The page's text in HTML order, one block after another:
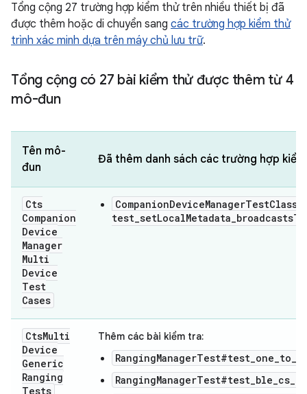
Tổng cộng 27 trường hợp kiểm thử trên nhiều thiết bị đã
được thêm hoặc di chuyển sang các trường hợp kiểm thử
trình xác minh dựa trên máy chủ lưu trữ.
Tổng cộng có 27 bài kiểm thử được thêm từ 4
mô-đun
Tên mô-
đun
Đã thêm danh sách các trường hợp
Cts
Companion
Device
Manager
Multi
Device
Test
Cases
CompanionDeviceManagerTestClass#
CtsMulti
Device
Generic
Ranging
Tests
Thêm các bài kiểm tra: